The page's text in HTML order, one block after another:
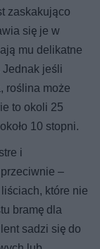
zaskakująco
się je w
mu delikatne
Jednak jeśli
roślina może
to okoli 25
10 stopni.
i
–
które nie
bramę dla
sadzi się do